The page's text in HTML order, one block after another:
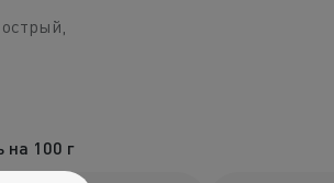
на 100 г